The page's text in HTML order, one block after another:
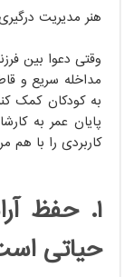
هنر مدیریت
وقتی دعوا بین
مداخله سریع و
به کودکان کمک
پایان عمر به
کاربردی را با هم
۱. حفظ
حیاتی